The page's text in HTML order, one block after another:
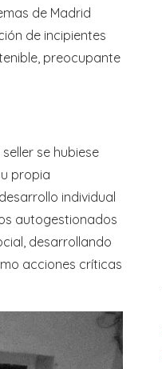
de Madrid
de incipientes
preocupante
se hubiese
propia
individual
autogestionados
desarrollando
acciones críticas